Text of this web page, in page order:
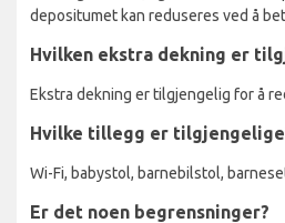
depositumet kan reduseres ved å
Hvilken ekstra dekning er
Ekstra dekning er tilgjengelig for å
Hvilke tillegg er
Wi-Fi, babystol, barnebilstol,
Er det noen begrensninger?